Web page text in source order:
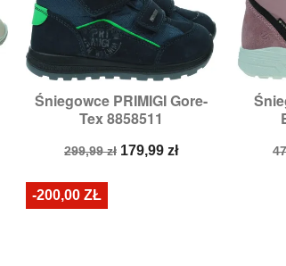
Śniegowce PRIMIGI Gore-
Tex 8858511
Cena
299,99 zł Cena
179,99 zł
Szybki podgląd
Rozmiary:25,27,
-200,00 ZŁ